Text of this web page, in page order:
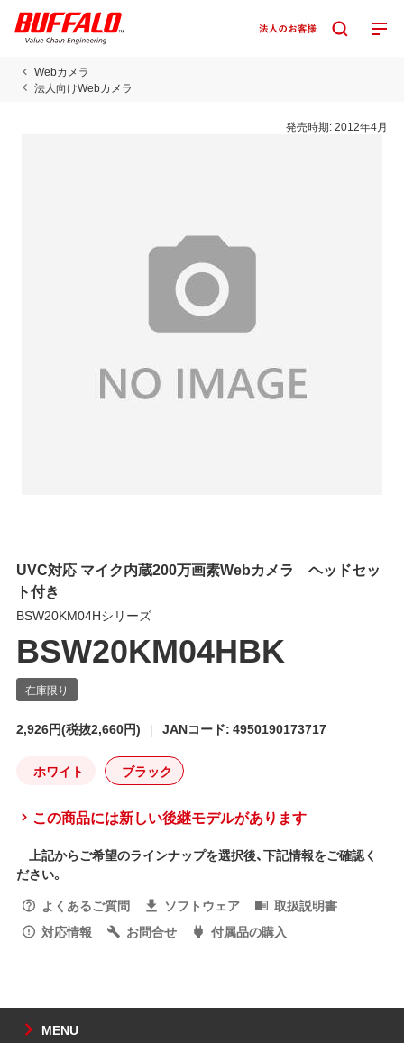
Webカメラ
法人向けWebカメラ
発売時期:2012年4月
UVC対応 マイク内蔵200万画素Webカメラ ヘッドセッ
ト付き
BSW20KM04Hシリーズ
BSW20KM04HBK
2,926円(税抜2,660円) JANコード: 4950190173717
ホワイト ブラック
この商品には新しい後継モデルがあります
上記からご希望のラインナップを選択後、下記情報をご確認く
ださい。
よくあるご質問
ソフトウェア
取扱説明書
対応情報
お問合せ 付属品の購入
MENU